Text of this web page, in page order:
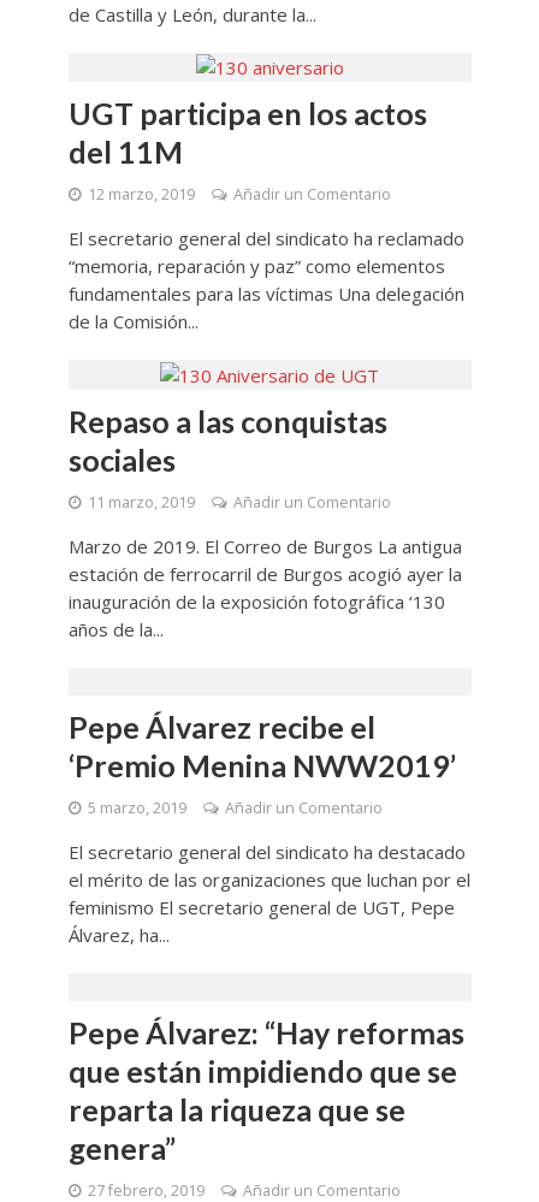
de Castilla y León, durante la...
UGT participa en los actos
del 11M
12 marzo, 2019 Añadir un Comentario
El secretario general del sindicato ha reclamado
“memoria, reparación y paz” como elementos
fundamentales para las víctimas Una delegación
de la Comisión...
Repaso a las conquistas
sociales
11 marzo, 2019 Añadir un Comentario
Marzo de 2019. El Correo de Burgos La antigua
estación de ferrocarril de Burgos acogió ayer la
inauguración de la exposición fotográfica ‘130
años de la...
Pepe Álvarez recibe el
‘Premio Menina NWW2019’
5 marzo, 2019 Añadir un Comentario
El secretario general del sindicato ha destacado
el mérito de las organizaciones que luchan por el
feminismo El secretario general de UGT, Pepe
Álvarez, ha...
Pepe Álvarez: “Hay reformas
que están impidiendo que se
reparta la riqueza que se
genera”
27 febrero, 2019 Añadir un Comentario